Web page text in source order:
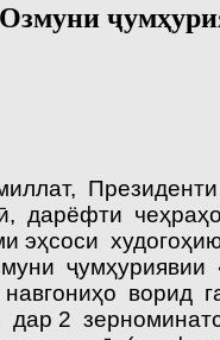
дарёфти
2